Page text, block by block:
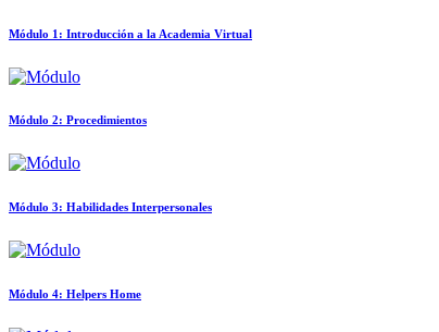
Módulo 1: Introducción a la Academia Virtual
Módulo 2: Procedimientos
Módulo 3: Habilidades Interpersonales
Módulo 4: Helpers Home